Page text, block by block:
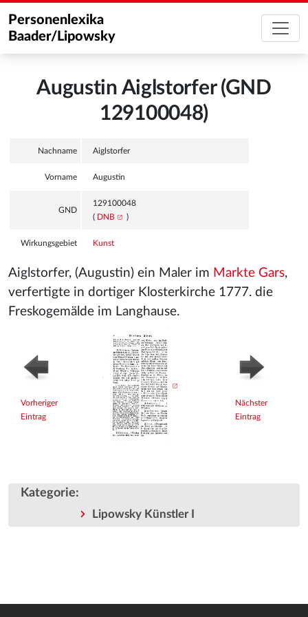
Personenlexika
Baader/Lipowsky
Augustin Aiglstorfer (GND
129100048)
Nachname Aiglstorfer
Vorname Augustin
GND
129100048
( DNB )
Wirkungsgebiet Kunst
Aiglstorfer, (Augustin) ein Maler im Markte Gars,
verfertigte in dortiger Klosterkirche 1777. die
Freskogemälde im Langhause.
Vorheriger
Eintrag
Nächster
Eintrag
Kategorie:
Lipowsky Künstler I